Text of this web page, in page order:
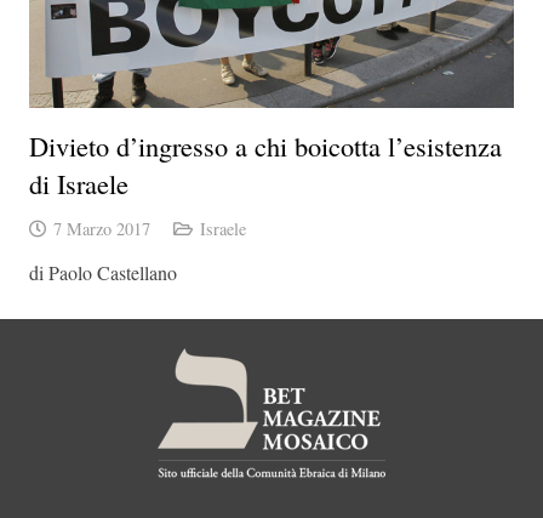
Divieto d’ingresso a chi boicotta l’esistenza
di Israele
7 Marzo 2017 Israele
di Paolo Castellano